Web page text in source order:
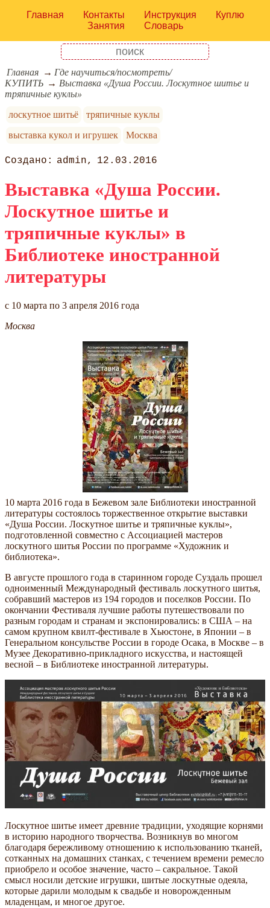
Главная Контакты Инструкция
Куплю
Занятия
Словарь
Главная
Где научиться/посмотреть/
КУПИТЬ
Выставка «Душа России. Лоскутное шитье и
тряпичные куклы»
лоскутное шитьё
тряпичные куклы
выставка кукол и игрушек
Москва
admin 12.03.2016
Выставка «Душа России.
Лоскутное шитье и
тряпичные куклы» в
Библиотеке иностранной
литературы
c 10 марта по 3 апреля 2016 года
Москва
10 марта 2016 года в Бежевом зале Библиотеки иностранной
литературы состоялось торжественное открытие выставки
«Душа России. Лоскутное шитье и тряпичные куклы»,
подготовленной совместно с Ассоциацией мастеров
лоскутного шитья России по программе «Художник и
библиотека».
В августе прошлого года в старинном городе Суздаль прошел
одноименный Международный фестиваль лоскутного шитья,
собравший мастеров из 194 городов и поселков России. По
окончании Фестиваля лучшие работы путешествовали по
разным городам и странам и экспонировались: в США – на
самом крупном квилт-фестивале в Хьюстоне, в Японии – в
Генеральном консульстве России в городе Осака, в Москве – в
Музее Декоративно-прикладного искусства, и настоящей
весной – в Библиотеке иностранной литературы.
Лоскутное шитье имеет древние традиции, уходящие корнями
в историю народного творчества. Возникнув во многом
благодаря бережливому отношению к использованию тканей,
сотканных на домашних станках, с течением времени ремесло
приобрело и особое значение, часто – сакральное. Такой
смысл носили детские игрушки, шитые лоскутные одеяла,
которые дарили молодым к свадьбе и новорожденным
младенцам, и многое другое.